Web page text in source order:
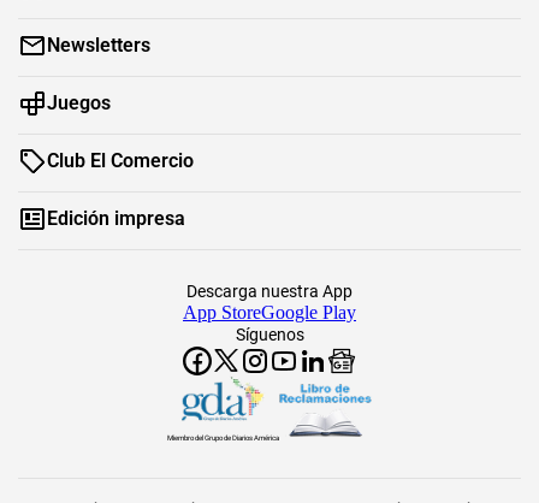
Newsletters
Juegos
Club El Comercio
Edición impresa
Síguenos
Descarga nuestra App
App StoreGoogle Play
Miembro del Grupo de Diarios América